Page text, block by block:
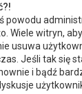
powodu
Wiele witryn,
usuwa
Jeśli tak się
i bądź